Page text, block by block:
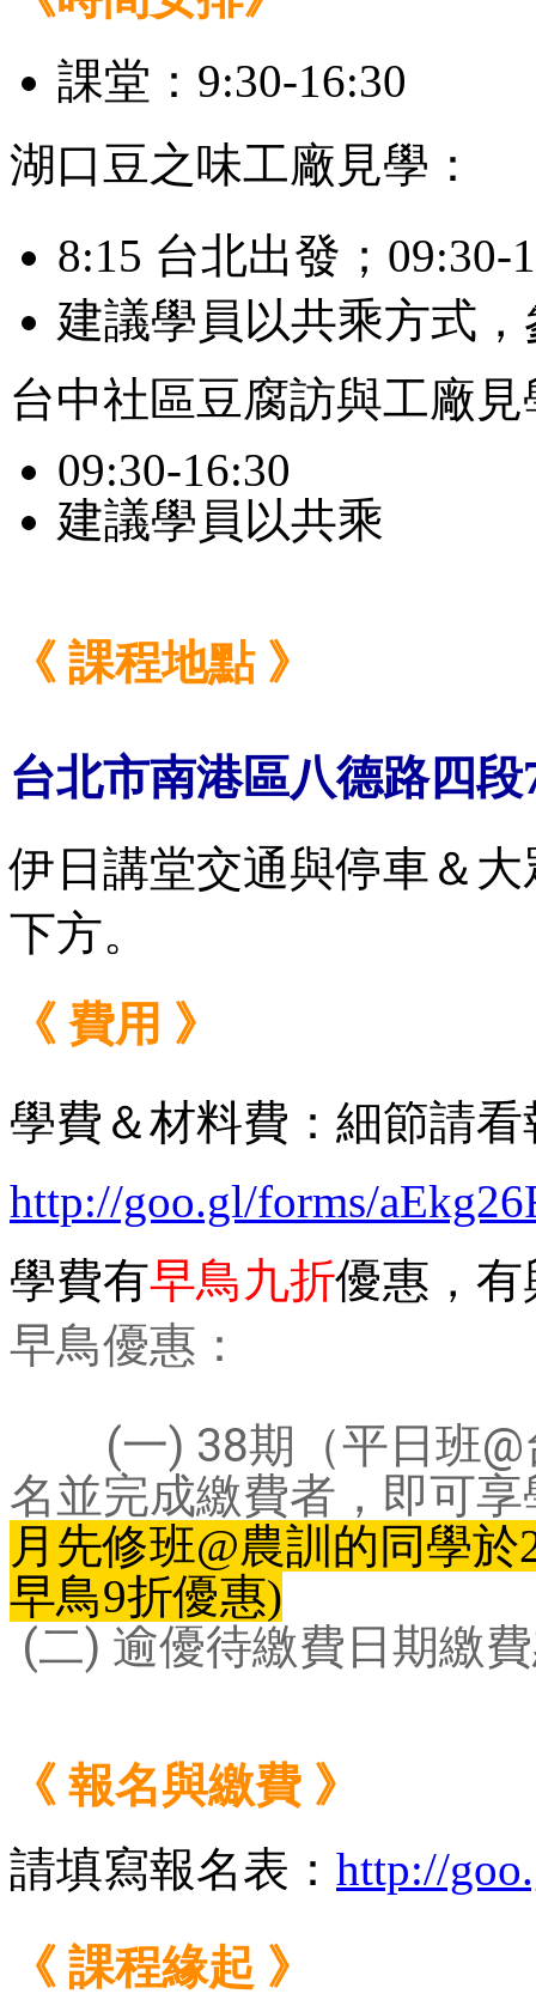
課堂：9:30-16:30
湖口豆之味工廠見學：
8:15 台北出發；09:30-
建議學員以共乘方式
台中社區豆腐訪與工廠見
09:30-16:30
建議學員以共乘
《 課程地點 》
台北市南港區八德路四段
伊日講堂交通與停車＆
下方。
《 費用 》
學費＆材料費：細節請看
http://goo.gl/forms/
學費有早鳥九折優惠，
早鳥優惠：
名並完成繳費者，即可
月先修班@農訓的同學
早鳥9折優惠)
(二) 逾優待繳費日期繳
《 報名與繳費 》
請填寫報名表： http://
《 課程緣起 》